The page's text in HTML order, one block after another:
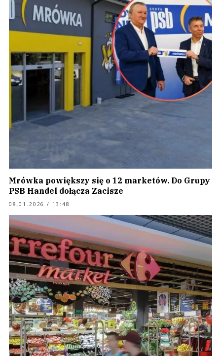
Mrówka powiększy się o 12 marketów. Do Grupy
PSB Handel dołącza Zacisze
08.01.2026 / 13:48